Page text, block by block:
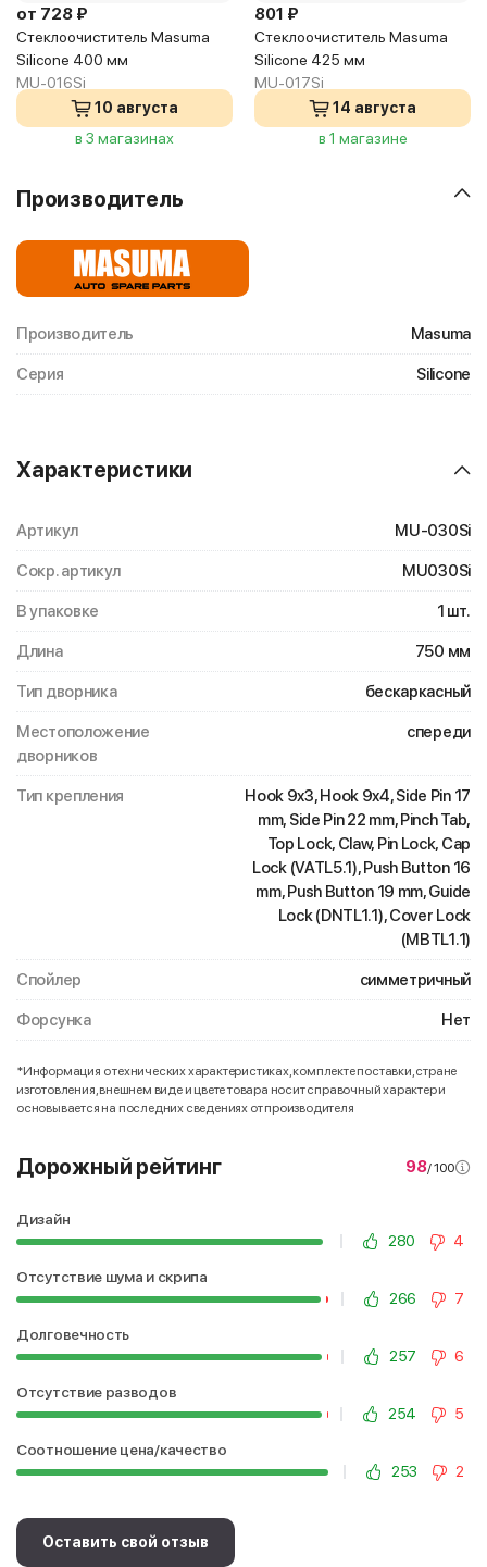
от 728 ₽
Стеклоочиститель Masuma
Silicone 400 мм
MU-016Si
10 августа
в 3 магазинах
801 ₽
Стеклоочиститель Masuma
Silicone 425 мм
MU-017Si
14 августа
в 1 магазине
Производитель
Производитель Masuma
Серия Silicone
Характеристики
Артикул MU-030Si
Сокр. артикул MU030Si
В упаковке 1 шт.
Длина 750 мм
Тип дворника бескаркасный
Местоположение
дворников
спереди
Тип крепления
Hook 9x3, Hook 9x4, Side Pin 17
mm, Side Pin 22 mm, Pinch Tab,
Top Lock, Claw, Pin Lock, Cap
Lock (VATL5.1), Push Button 16
mm, Push Button 19 mm, Guide
Lock (DNTL1.1), Cover Lock
(MBTL1.1)
Спойлер симметричный
Форсунка Нет
*Информация о технических характеристиках, комплекте поставки, стране
изготовления, внешнем виде и цвете товара носит справочный характер и
основывается на последних сведениях от производителя
Дорожный рейтинг 98/ 100
Дизайн
280
4
Отсутствие шума и скрипа
266
7
Долговечность
257
6
Отсутствие разводов
254
5
Соотношение цена/качество
253
2
Оставить свой отзыв